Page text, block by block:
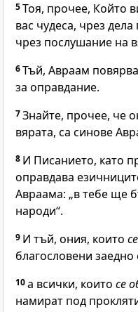
5Тоя, прочее, Който
вас чудеса, чрез
чрез послушание на
6Тъй, Авраам
за оправдание.
7Знайте, прочее, че
вярата, са синове
8 И Писанието, като
оправдава
Авраама: „в тебе ще
народи“.
9 И тъй, ония, които
благословени
10а всички, които се
намират под